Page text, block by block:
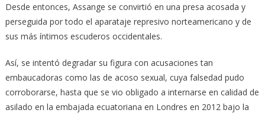
Desde entonces, Assange se convirtió en una presa acosada y
perseguida por todo el aparataje represivo norteamericano y de
sus más íntimos escuderos occidentales.
Así, se intentó degradar su figura con acusaciones tan
embaucadoras como las de acoso sexual, cuya falsedad pudo
corroborarse, hasta que se vio obligado a internarse en calidad de
asilado en la embajada ecuatoriana en Londres en 2012 bajo la